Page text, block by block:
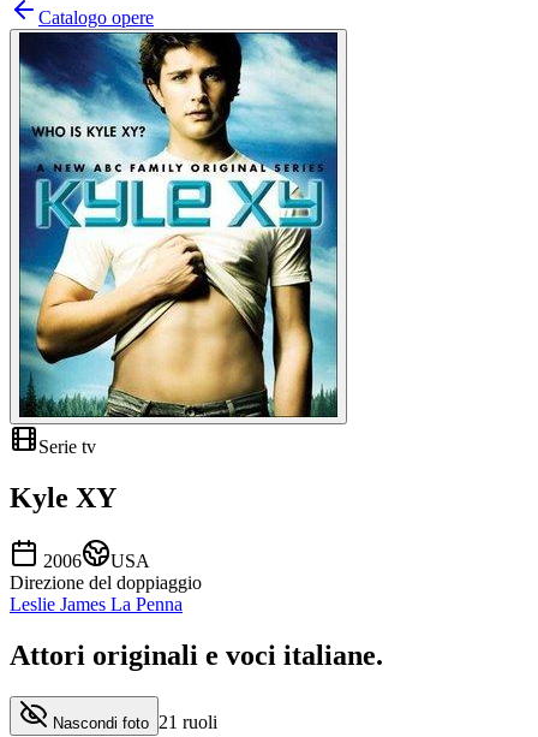
Catalogo opere
Serie tv
Kyle XY
2006
USA
Direzione del doppiaggio
Leslie James La Penna
Attori originali e voci italiane.
Nascondi foto 21 ruoli